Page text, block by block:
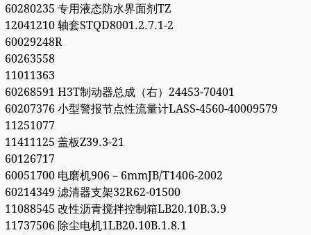
60280235 专用液态防水界面剂TZ
12041210 轴套STQD8001.2.7.1-2
60029248R
60263558
11011363
60268591 H3T制动器总成（右）24453-70401
60207376 小型警报节点性流量计LASS-4560-40009579
11251077
11411125 盖板Z39.3-21
60126717
60051700 电磨机906－6mmJB/T1406-2002
60214349 滤清器支架32R62-01500
11088545 改性沥青搅拌控制箱LB20.10B.3.9
11737506 除尘电机1LB20.10B.1.8.1